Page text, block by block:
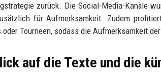
zurück. Die Social-Media-Kanäle
für Aufmerksamkeit. Zudem
oder Tourneen, sodass die Aufmerksamkeit
auf die Texte und die